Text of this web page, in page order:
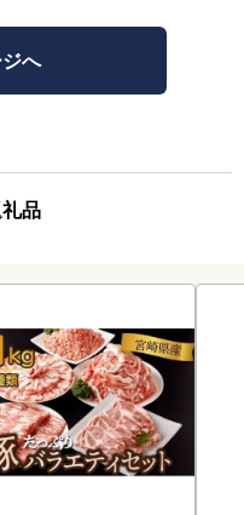
へ
品